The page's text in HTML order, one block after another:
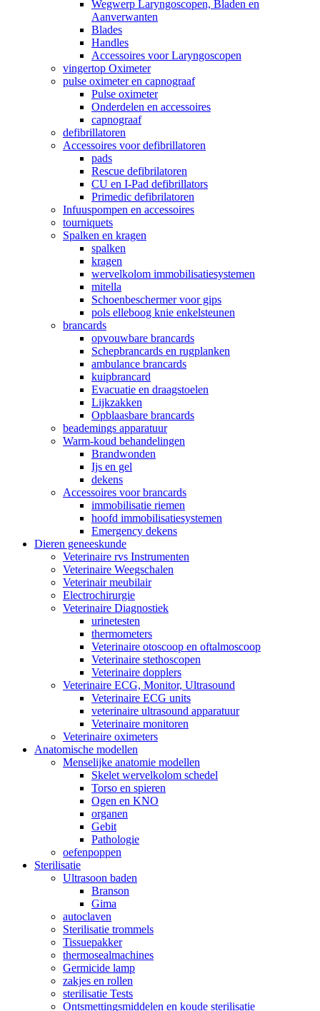
Wegwerp Laryngoscopen, Bladen en
Aanverwanten
Blades
Handles
Accessoires voor Laryngoscopen
vingertop Oximeter
pulse oximeter en capnograaf
Pulse oximeter
Onderdelen en accessoires
capnograaf
defibrillatoren
Accessoires voor defibrillatoren
pads
Rescue defibrilatoren
CU en I-Pad defibrillators
Primedic defibrilatoren
Infuuspompen en accessoires
tourniquets
Spalken en kragen
spalken
kragen
wervelkolom immobilisatiesystemen
mitella
Schoenbeschermer voor gips
pols elleboog knie enkelsteunen
brancards
opvouwbare brancards
Schepbrancards en rugplanken
ambulance brancards
kuipbrancard
Evacuatie en draagstoelen
Lijkzakken
Opblaasbare brancards
beademings apparatuur
Warm-koud behandelingen
Brandwonden
Ijs en gel
dekens
Accessoires voor brancards
immobilisatie riemen
hoofd immobilisatiesystemen
Emergency dekens
Dieren geneeskunde
Veterinaire rvs Instrumenten
Veterinaire Weegschalen
Veterinair meubilair
Electrochirurgie
Veterinaire Diagnostiek
urinetesten
thermometers
Veterinaire otoscoop en oftalmoscoop
Veterinaire stethoscopen
Veterinaire dopplers
Veterinaire ECG, Monitor, Ultrasound
Veterinaire ECG units
veterinaire ultrasound apparatuur
Veterinaire monitoren
Veterinaire oximeters
Anatomische modellen
Menselijke anatomie modellen
Skelet wervelkolom schedel
Torso en spieren
Ogen en KNO
organen
Gebit
Pathologie
oefenpoppen
Sterilisatie
Ultrasoon baden
Branson
Gima
autoclaven
Sterilisatie trommels
Tissuepakker
thermosealmachines
Germicide lamp
zakjes en rollen
sterilisatie Tests
Ontsmettingsmiddelen en koude sterilisatie